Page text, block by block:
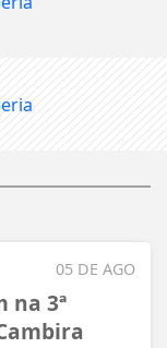
05 DE AGO
na 3ª